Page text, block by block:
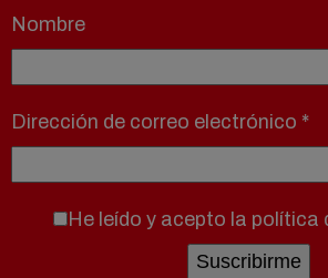
Nombre
Dirección de correo electrónico *
He leído y acepto la política